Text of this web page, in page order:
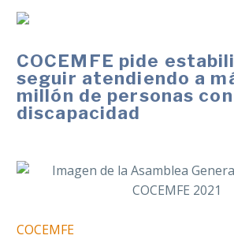
COCEMFE pide
seguir atendiendo a
millón de personas con
discapacidad
COCEMFE